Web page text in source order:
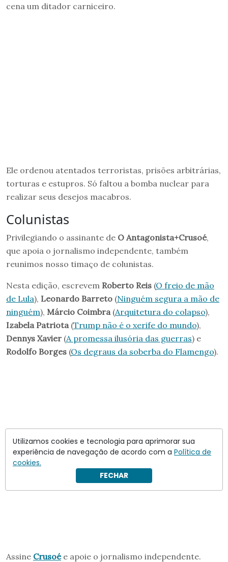
cena um ditador carniceiro.
Ele ordenou atentados terroristas, prisões arbitrárias,
torturas e estupros. Só faltou a bomba nuclear para
realizar seus desejos macabros.
Colunistas
Privilegiando o assinante de O Antagonista+Crusoé,
que apoia o jornalismo independente, também
reunimos nosso timaço de colunistas.
Nesta edição, escrevem Roberto Reis (O freio de mão
de Lula), Leonardo Barreto (Ninguém segura a mão de
ninguém), Márcio Coimbra (Arquitetura do colapso),
Izabela Patriota (Trump não é o xerife do mundo),
Dennys Xavier (A promessa ilusória das guerras) e
Rodolfo Borges (Os degraus da soberba do Flamengo).
Assine Crusoée apoie o jornalismo independente.
Utilizamos cookies e tecnologia para aprimorar sua
experiência de navegação de acordo com a Política de
cookies.
FECHAR